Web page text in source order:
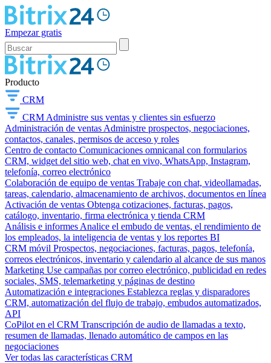
Empezar gratis
Producto
CRM
CRM Administre sus ventas y clientes sin esfuerzo
Administración de ventas Administre prospectos, negociaciones,
contactos, canales, permisos de acceso y roles
Centro de contacto Comunicaciones omnicanal con formularios
CRM, widget del sitio web, chat en vivo, WhatsApp, Instagram,
telefonía, correo electrónico
Colaboración de equipo de ventas Trabaje con chat, videollamadas,
tareas, calendario, almacenamiento de archivos, documentos en línea
Activación de ventas Obtenga cotizaciones, facturas, pagos,
catálogo, inventario, firma electrónica y tienda CRM
Análisis e informes Analice el embudo de ventas, el rendimiento de
los empleados, la inteligencia de ventas y los reportes BI
CRM móvil Prospectos, negociaciones, facturas, pagos, telefonía,
correos electrónicos, inventario y calendario al alcance de sus manos
Marketing Use campañas por correo electrónico, publicidad en redes
sociales, SMS, telemarketing y páginas de destino
Automatización e integraciones Establezca reglas y disparadores
CRM, automatización del flujo de trabajo, embudos automatizados,
API
CoPilot en el CRM Transcripción de audio de llamadas a texto,
resumen de llamadas, llenado automático de campos en las
negociaciones
Ver todas las características CRM